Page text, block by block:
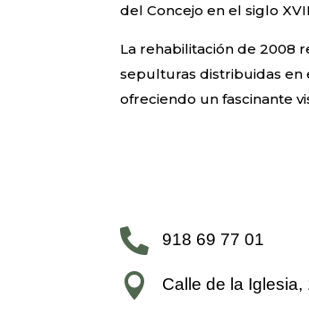
del Concejo en el siglo
La rehabilitación de 2008
sepulturas distribuidas en
ofreciendo un fascinante
 918 69 77 01
 Calle de la